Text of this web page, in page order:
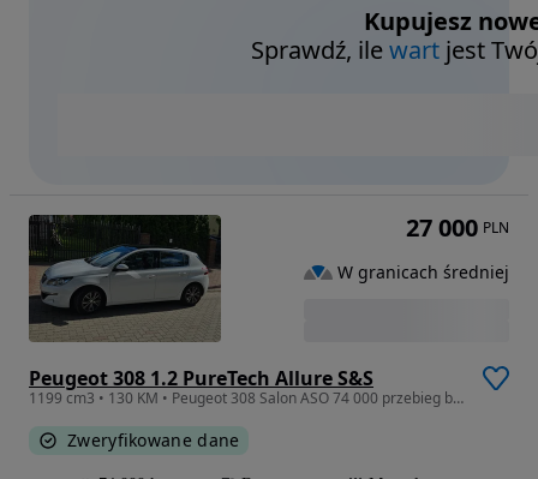
Kupujesz
Sprawdź, ilewart jest
Peugeot 308 1.2 PureTech Allure S&S
1199 cm3 • 130 KM • Peugeot 308 Salon ASO 74 000 przebieg bezwypadkowy
Zweryfikowane dane
27 000 PLN
W granicach średniej